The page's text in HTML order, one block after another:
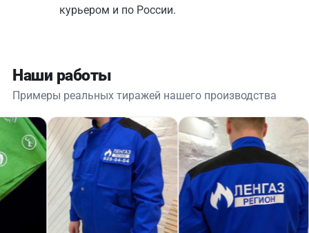
курьером и по России.
Наши работы
Примеры реальных тиражей нашего производства